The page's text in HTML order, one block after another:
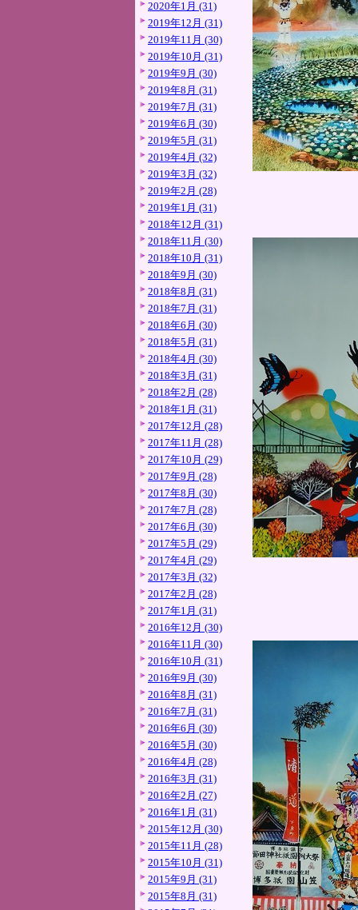
2020年1月 (31)
2019年12月 (31)
2019年11月 (30)
2019年10月 (31)
2019年9月 (30)
2019年8月 (31)
2019年7月 (31)
2019年6月 (30)
2019年5月 (31)
2019年4月 (32)
2019年3月 (32)
2019年2月 (28)
2019年1月 (31)
2018年12月 (31)
2018年11月 (30)
2018年10月 (31)
2018年9月 (30)
2018年8月 (31)
2018年7月 (31)
2018年6月 (30)
2018年5月 (31)
2018年4月 (30)
2018年3月 (31)
2018年2月 (28)
2018年1月 (31)
2017年12月 (28)
2017年11月 (28)
2017年10月 (29)
2017年9月 (28)
2017年8月 (30)
2017年7月 (28)
2017年6月 (30)
2017年5月 (29)
2017年4月 (29)
2017年3月 (32)
2017年2月 (28)
2017年1月 (31)
2016年12月 (30)
2016年11月 (30)
2016年10月 (31)
2016年9月 (30)
2016年8月 (31)
2016年7月 (31)
2016年6月 (30)
2016年5月 (30)
2016年4月 (28)
2016年3月 (31)
2016年2月 (27)
2016年1月 (31)
2015年12月 (30)
2015年11月 (28)
2015年10月 (31)
2015年9月 (31)
2015年8月 (31)